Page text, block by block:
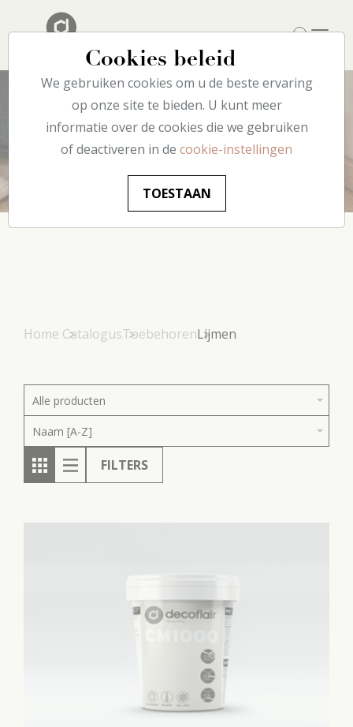
Lijmen
Home CatalogusToebehorenLijmen
Alle producten
Naam [A-Z]
FILTERS
Cookies beleid
We gebruiken cookies om u de beste ervaring
op onze site te bieden. U kunt meer
informatie over de cookies die we gebruiken
of deactiveren in de cookie-instellingen
TOESTAAN